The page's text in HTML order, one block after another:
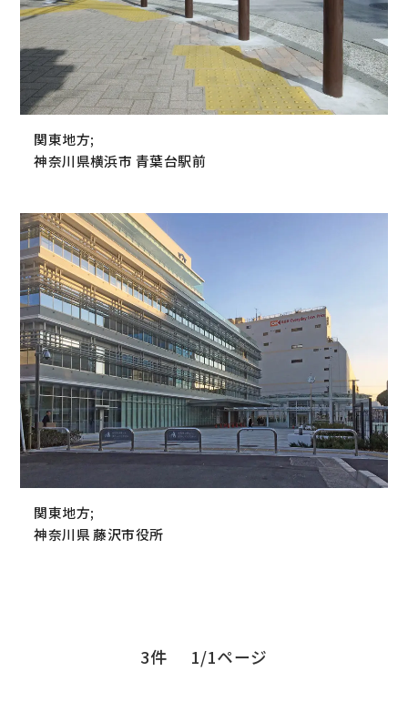
関東地方;
神奈川県横浜市 青葉台駅前
関東地方;
神奈川県 藤沢市役所
3件 1/1ページ